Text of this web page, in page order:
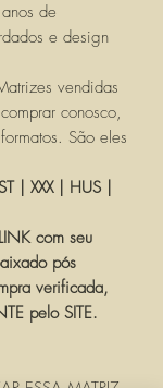
de
e design
vendidas
conosco,
São eles
| XXX | HUS |
com seu
pós
verificada,
pelo SITE.